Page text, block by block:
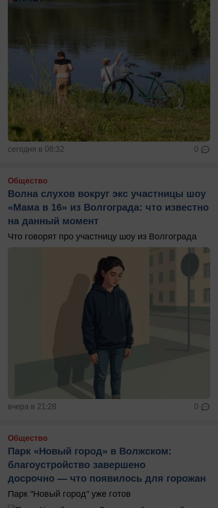
сегодня в 08:32 0
Общество
Волна слухов вокруг экс участницы шоу
«Мама в 16» из Волгограда: что известно
на данный момент
Что говорят про участницу шоу из Волгограда
вчера в 21:28 0
Общество
Парк «Новый город» в Волжском:
благоустройство завершено
досрочно — что появилось для горожан
Парк "Новый город" уже готов